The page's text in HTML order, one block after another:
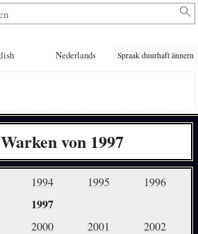
Nederlands Spraak duurhaft ännern
von 1997
1994 1995 1996
1997
2000 2001 2002